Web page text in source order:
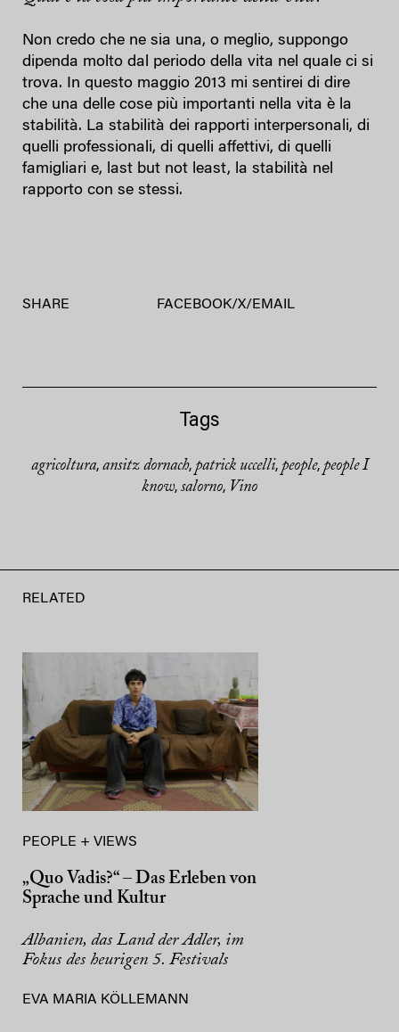
Non credo che ne sia una, o meglio, suppongo
dipenda molto dal periodo della vita nel quale ci si
trova. In questo maggio 2013 mi sentirei di dire
che una delle cose più importanti nella vita è la
stabilità. La stabilità dei rapporti interpersonali, di
quelli professionali, di quelli affettivi, di quelli
famigliari e, last but not least, la stabilità nel
rapporto con se stessi.
SHARE FACEBOOK/X/ EMAIL
Tags
agricoltura, ansitz dornach, patrick uccelli, people, people I
know, salorno, Vino
RELATED
PEOPLE + VIEWS
„Quo Vadis?“ – Das Erleben von
Sprache und Kultur
Albanien, das Land der Adler, im
Fokus des heurigen 5. Festivals
EVA MARIA KÖLLEMANN